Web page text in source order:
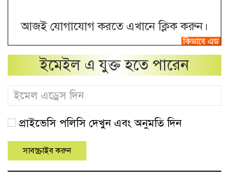
আজই যোগাযোগ করতে এখানে ক্লিক করুন।
ইমেইল এ যুক্ত হতে পারেন
প্রাইভেসি পলিসি দেখুন এবং অনুমতি দিন